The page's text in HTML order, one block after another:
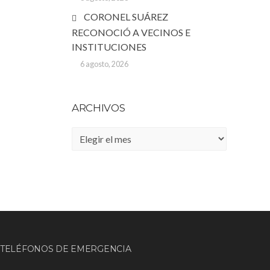
CORONEL SUÁREZ
RECONOCIÓ A VECINOS E
INSTITUCIONES
6 agosto, 2026
ARCHIVOS
Archivos
TELÉFONOS DE EMERGENCIA